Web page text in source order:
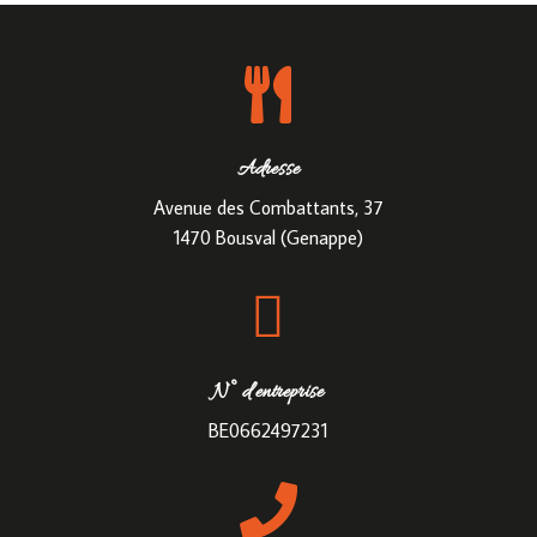

Adresse
Avenue des Combattants, 37
1470 Bousval (Genappe)

N° d’entreprise
BE0662497231
